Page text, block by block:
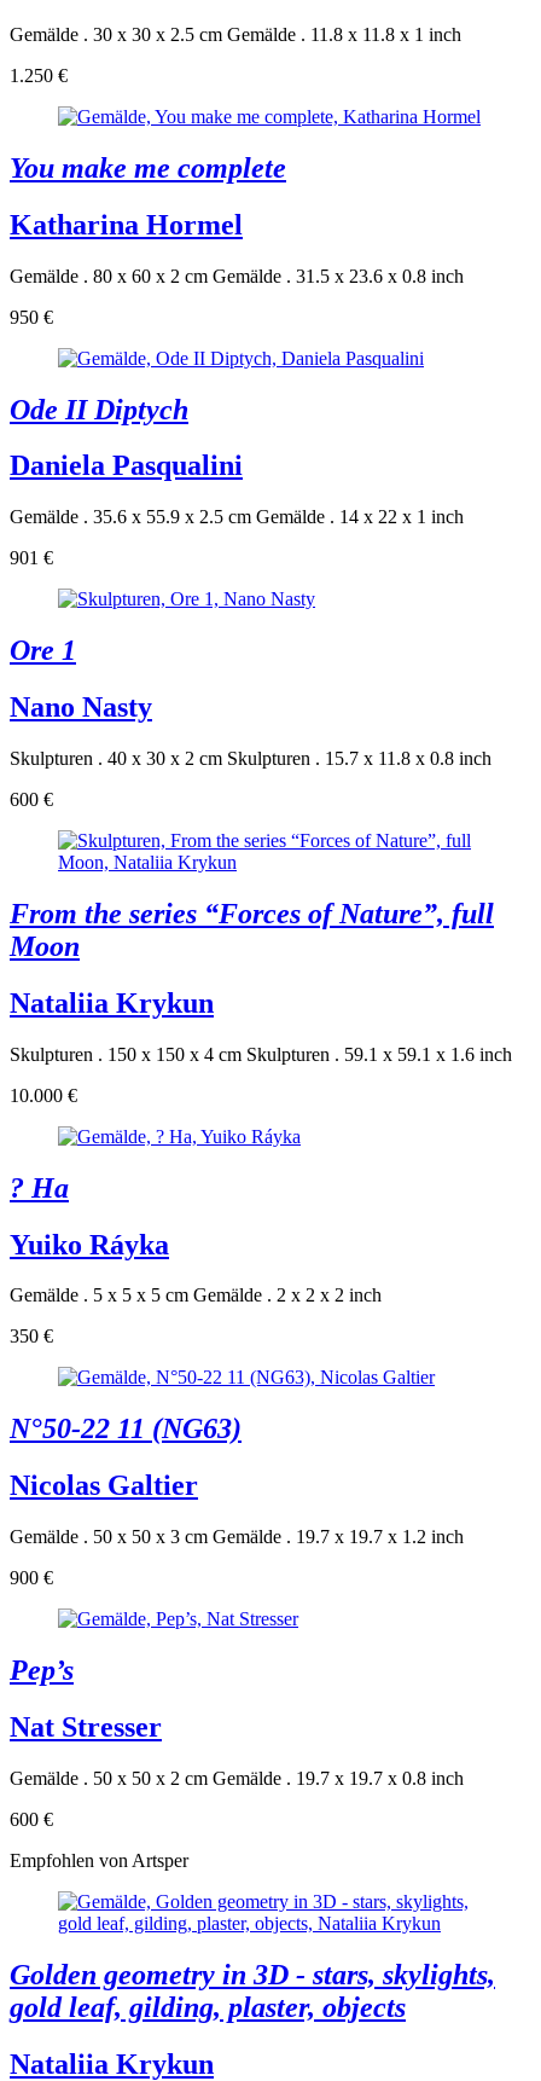
Gemälde . 30 x 30 x 2.5 cm Gemälde . 11.8 x 11.8 x 1 inch
1.250 €
You make me complete
Katharina Hormel
Gemälde . 80 x 60 x 2 cm Gemälde . 31.5 x 23.6 x 0.8 inch
950 €
Ode II Diptych
Daniela Pasqualini
Gemälde . 35.6 x 55.9 x 2.5 cm Gemälde . 14 x 22 x 1 inch
901 €
Ore 1
Nano Nasty
Skulpturen . 40 x 30 x 2 cm Skulpturen . 15.7 x 11.8 x 0.8 inch
600 €
From the series “Forces of Nature”, full
Moon
Nataliia Krykun
Skulpturen . 150 x 150 x 4 cm Skulpturen . 59.1 x 59.1 x 1.6 inch
10.000 €
? Ha
Yuiko Ráyka
Gemälde . 5 x 5 x 5 cm Gemälde . 2 x 2 x 2 inch
350 €
N°50-22 11 (NG63)
Nicolas Galtier
Gemälde . 50 x 50 x 3 cm Gemälde . 19.7 x 19.7 x 1.2 inch
900 €
Pep’s
Nat Stresser
Gemälde . 50 x 50 x 2 cm Gemälde . 19.7 x 19.7 x 0.8 inch
600 €
Empfohlen von Artsper
Golden geometry in 3D - stars, skylights,
gold leaf, gilding, plaster, objects
Nataliia Krykun